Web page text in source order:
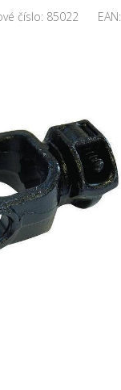
číslo: 85022 EAN: